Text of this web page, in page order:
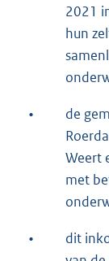
2021
hun
•
de
Weert
met
•
dit